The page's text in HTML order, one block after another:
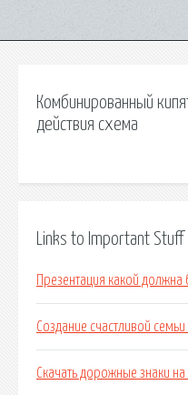
Комбинированный
действия схема
Links to Important Stuff
Презентация какой
Создание счастливой семьи
Скачать дорожные знаки